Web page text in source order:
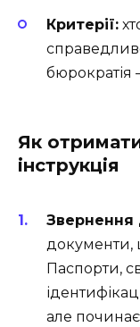
Критерії:
бюрократія
Як
інструкція
документи,
Паспорти,
але